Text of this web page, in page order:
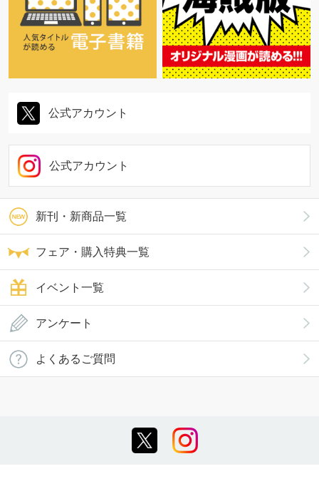
新刊・新商品一覧
フェア・購入特典一覧
イベント一覧
公式アカウント
公式アカウント
アンケート
よくあるご質問